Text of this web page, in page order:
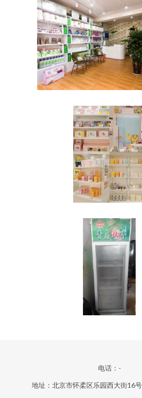
电话：-
地址：北京市怀柔区乐园西大街16